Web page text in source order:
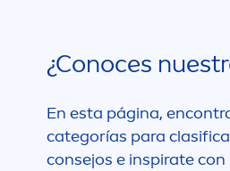
¿Conoces
En esta página,
categorías para
consejos e inspirate